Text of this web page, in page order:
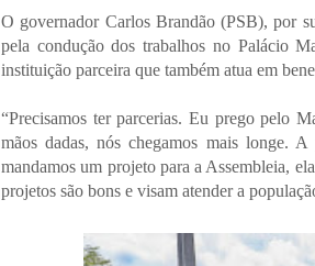
O governador Carlos Brandão (PSB), por
pela condução dos trabalhos no Palácio
instituição parceira que também atua em
“Precisamos ter parcerias. Eu prego pelo
mãos dadas, nós chegamos mais longe.
mandamos um projeto para a Assembleia,
projetos são bons e visam atender a